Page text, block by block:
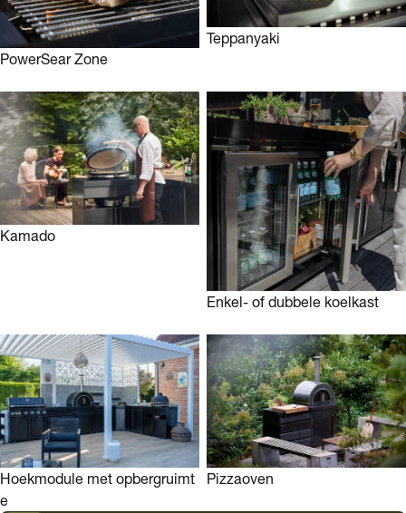
PowerSear Zone
Teppanyaki
Kamado
Enkel- of dubbele koelkast
Hoekmodule met opbergruimt
e
Pizzaoven